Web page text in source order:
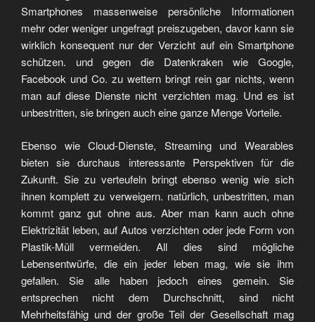
Smartphones massenweise persönliche Informationen
mehr oder weniger ungefragt preiszugeben, davor kann sie
wirklich konsequent nur der Verzicht auf ein Smartphone
schützen. und gegen die Datenkraken wie Google,
Facebook und Co. zu wettern bringt rein gar nichts, wenn
man auf diese Dienste nicht verzichten mag. Und es ist
unbestritten, sie bringen auch eine ganze Menge Vorteile.
Ebenso wie Cloud-Dienste, Streaming und Wearables
bieten sie durchaus interessante Perspektiven für die
Zukunft. Sie zu verteufeln bringt ebenso wenig wie sich
ihnen komplett zu verweigern. natürlich, unbestritten, man
kommt ganz gut ohne aus. Aber man kann auch ohne
Elektrizität leben, auf Autos verzichten oder jede Form von
Plastik-Müll vermeiden. All dies sind mögliche
Lebensentwürfe, die ein jeder leben mag, wie sie ihm
gefallen. Sie alle haben jedoch eines gemein. Sie
entsprechen nicht dem Durchschnitt, sind nicht
Mehrheitsfähig und der große Teil der Gesellschaft mag